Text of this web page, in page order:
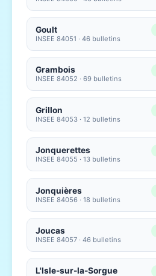
Goult
INSEE 84051 · 46 bulletins
Grambois
INSEE 84052 · 69 bulletins
Grillon
INSEE 84053 · 12 bulletins
Jonquerettes
INSEE 84055 · 13 bulletins
Jonquières
INSEE 84056 · 18 bulletins
Joucas
INSEE 84057 · 46 bulletins
L'Isle-sur-la-Sorgue